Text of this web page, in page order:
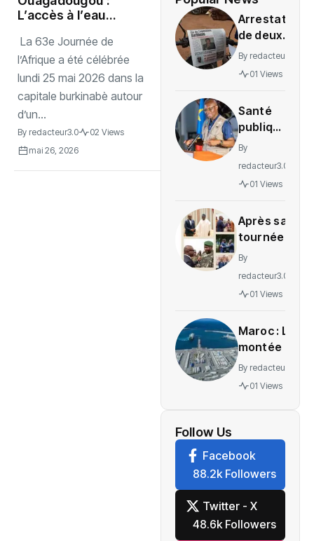
L’accès à l’eau
de la 63e Journée
de l’Afrique
La 63e Journée de
l’Afrique a été célébrée
lundi 25 mai 2026 dans la
capitale burkinabè autour
d’un...
By redacteur3.0
02 Views
mai 26, 2026
Arrestation
de deux
journalistes
au Mali
indignation
By redacteur3.0
01 Views
Santé
publique
: La RDC
des
Ituri
By
redacteur3.0
01 Views
Après sa
tournée
régionale,
de
By
redacteur3.0
01 Views
Maroc : La
montée en
puissance
d’un
de
l’économie
mondiale
By redacteur3.0
01 Views
Follow Us
Facebook
88.2k Followers
Twitter - X
48.6k Followers